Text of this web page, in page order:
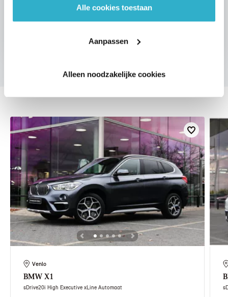
Alle cookies toestaan
Aanpassen
Alleen noodzakelijke cookies
Venlo
BMW X1
sDrive20i High Executive xLine Automaat